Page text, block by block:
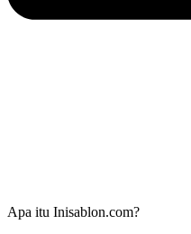
Apa itu Inisablon.com?